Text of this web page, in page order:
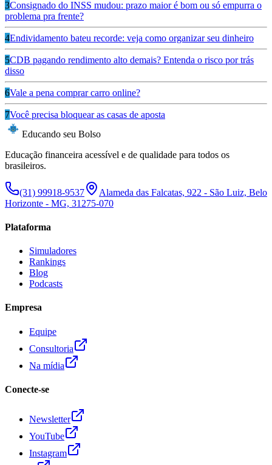
3Consignado do INSS mudou: prazo maior é bom ou só empurra o
problema pra frente?
4Endividamento bateu recorde: veja como organizar seu dinheiro
5CDB pagando rendimento alto demais? Entenda o risco por trás
disso
6Vale a pena comprar carro online?
7Você precisa bloquear as casas de aposta
Educando seu Bolso
Educação financeira acessível e de qualidade para todos os
brasileiros.
(31) 99918-9537
Alameda das Falcatas, 922 - São Luiz, Belo
Horizonte - MG, 31275-070
Plataforma
Simuladores
Rankings
Blog
Podcasts
Empresa
Equipe
Consultoria
Na mídia
Conecte-se
Newsletter
YouTube
Instagram